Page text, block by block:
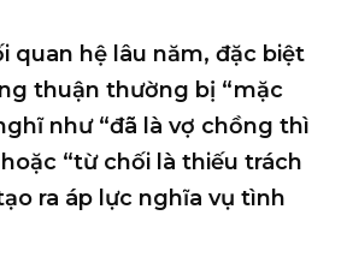
quan hệ lâu năm, đặc biệt
thuận thường bị “mặc
như “đã là vợ chồng thì
“từ chối là thiếu trách
ra áp lực nghĩa vụ tình